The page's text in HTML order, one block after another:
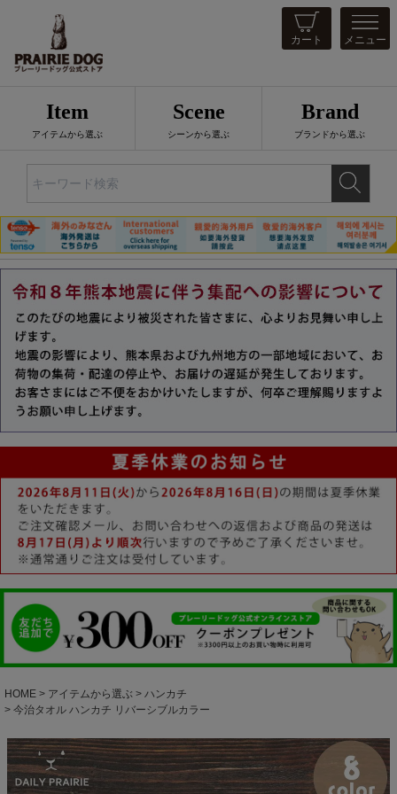
カート メニュー
Item
アイテムから選ぶ
Scene
シーンから選ぶ
Brand
ブランドから選ぶ
HOME アイテムから選ぶ
ハンカチ
今治タオル ハンカチ リバーシブルカラー